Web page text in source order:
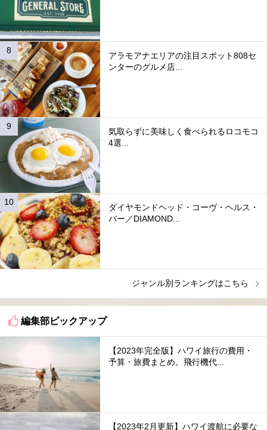
アラモアナエリアの注目スポット808セ
ンターのグルメ店...
気取らずに美味しく食べられるロコモコ
4選...
ダイヤモンドヘッド・コーヴ・ヘルス・
バー／DIAMOND...
ジャンル別ランキングはこちら
編集部ピックアップ
【2023年完全版】ハワイ旅行の費用・
予算・旅費まとめ。飛行機代...
【2023年2月更新】ハワイ渡航に必要な